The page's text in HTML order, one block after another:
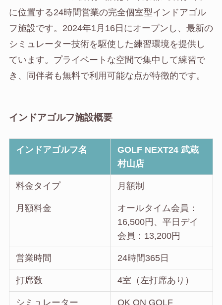
に位置する24時間営業の完全個室型インドアゴル
フ施設です。2024年1月16日にオープンし、最新の
シミュレーター技術を駆使した練習環境を提供し
ています。プライベートな空間で集中して練習で
き、同伴者も無料で利用可能な点が特徴的です。
インドアゴルフ施設概要
インドアゴルフ名
GOLF NEXT24 武蔵
村山店
料金タイプ 月額制
月額料金
オールタイム会員：
16,500円、平日デイ
会員：13,200円
営業時間 24時間365日
打席数 4室（左打席あり）
シミュレーター OK ON GOLF